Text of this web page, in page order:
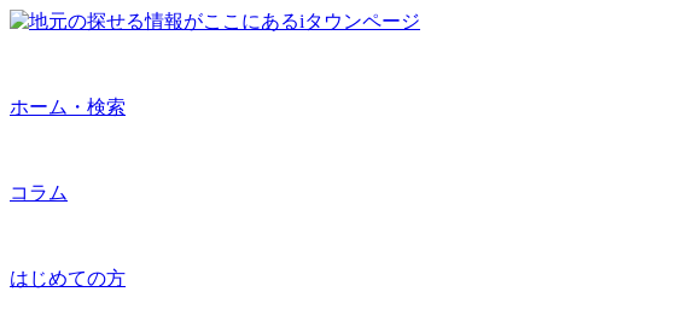
ホーム・検索
コラム
はじめての方